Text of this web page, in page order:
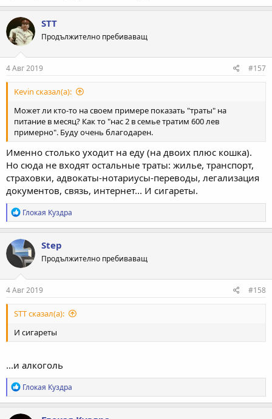
STT
Продължително пребиваващ
4 Авг 2019 #157
Kevin сказал(а):
Может ли кто-то на своем примере показать "траты" на
питание в месяц? Как то "нас 2 в семье тратим 600 лев
примерно". Буду очень благодарен.
Именно столько уходит на еду (на двоих плюс кошка).
Но сюда не входят остальные траты: жилье, транспорт,
страховки, адвокаты-нотариусы-переводы, легализация
документов, связь, интернет... И сигареты.
Р
е
а
к
ц
и
и
:
Глокая Куздра
Step
Продължително пребиваващ
4 Авг 2019 #158
STT сказал(а):
И сигареты
...и алкоголь
Р
е
а
к
Глокая Куздра